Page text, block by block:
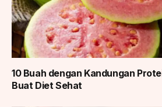
10 Buah dengan Kandungan
Buat Diet Sehat